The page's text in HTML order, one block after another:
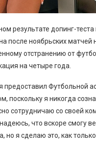
результате допинг-
после ноябрьских
отстранению от
на четыре года.
Футбольной
я никогда
сотрудничаю со своей
что вскоре смогу
я сделаю это, как